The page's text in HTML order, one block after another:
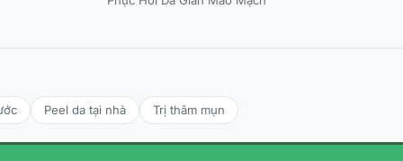
Peel da tại nhà Trị thâm mụn